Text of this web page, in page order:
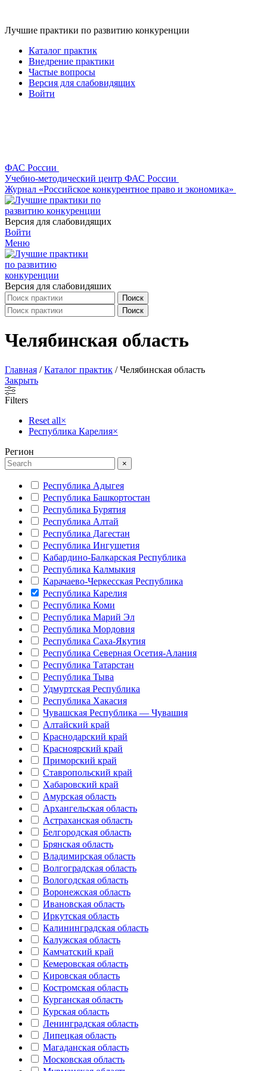
Лучшие практики по развитию конкуренции
Каталог практик
Внедрение практики
Частые вопросы
Версия для слабовидящих
Войти
ФАС России
Учебно-методический центр ФАС России
Журнал «Российское конкурентное право и экономика»
Версия для слабовидящих
Войти
Меню
Версия для слабовидяших
Поиск
Поиск
Челябинская область
Главная /Каталог практик /Челябинская область
Закрыть
Filters
Reset all×
Республика Карелия×
Регион
×
Республика Адыгея
Республика Башкортостан
Республика Бурятия
Республика Алтай
Республика Дагестан
Республика Ингушетия
Кабардино-Балкарская Республика
Республика Калмыкия
Карачаево-Черкесская Республика
Республика Карелия
Республика Коми
Республика Марий Эл
Республика Мордовия
Республика Саха-Якутия
Республика Северная Осетия-Алания
Республика Татарстан
Республика Тыва
Удмуртская Республика
Республика Хакасия
Чувашская Республика — Чувашия
Алтайский край
Краснодарский край
Красноярский край
Приморский край
Ставропольский край
Хабаровский край
Амурская область
Архангельская область
Астраханская область
Белгородская область
Брянская область
Владимирская область
Волгоградская область
Вологодская область
Воронежская область
Ивановская область
Иркутская область
Калининградская область
Калужская область
Камчатский край
Кемеровская область
Кировская область
Костромская область
Курганская область
Курская область
Ленинградская область
Липецкая область
Магаданская область
Московская область